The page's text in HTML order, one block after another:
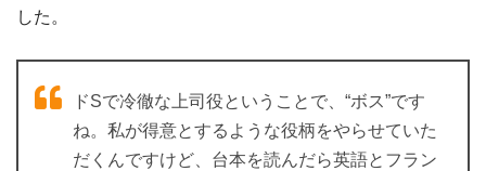
した。
ドSで冷徹な上司役ということで、“ボス”です
ね。私が得意とするような役柄をやらせていた
だくんですけど、台本を読んだら英語とフラン